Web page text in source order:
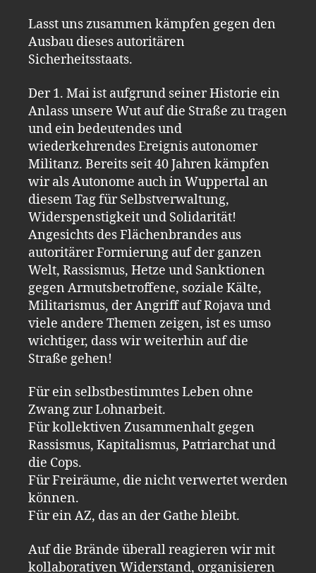
Lasst uns zusammen kämpfen gegen den
Ausbau dieses autoritären
Sicherheitsstaats.
Der 1. Mai ist aufgrund seiner Historie ein
Anlass unsere Wut auf die Straße zu tragen
und ein bedeutendes und
wiederkehrendes Ereignis autonomer
Militanz. Bereits seit 40 Jahren kämpfen
wir als Autonome auch in Wuppertal an
diesem Tag für Selbstverwaltung,
Widerspenstigkeit und Solidarität!
Angesichts des Flächenbrandes aus
autoritärer Formierung auf der ganzen
Welt, Rassismus, Hetze und Sanktionen
gegen Armutsbetroffene, soziale Kälte,
Militarismus, der Angriff auf Rojava und
viele andere Themen zeigen, ist es umso
wichtiger, dass wir weiterhin auf die
Straße gehen!
Für ein selbstbestimmtes Leben ohne
Zwang zur Lohnarbeit.
Für kollektiven Zusammenhalt gegen
Rassismus, Kapitalismus, Patriarchat und
die Cops.
Für Freiräume, die nicht verwertet werden
können.
Für ein AZ, das an der Gathe bleibt.
Auf die Brände überall reagieren wir mit
kollaborativen Widerstand, organisieren